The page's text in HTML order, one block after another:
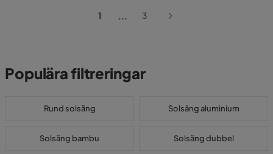
1 ... 3
Populära filtreringar
Rund solsäng Solsäng aluminium
Solsäng bambu Solsäng dubbel